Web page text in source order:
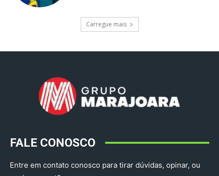
Carregue mais
FALE CONOSCO
Entre em contato conosco para tirar dúvidas, opinar, ou